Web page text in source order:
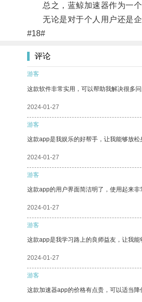
总之，蓝鲸加速器作为一个
无论是对于个人用户还是企
#18#
评论
游客
这款软件非常实用，可以帮助我解决很多
2024-01-27
游客
这款app是我娱乐的好帮手，让我能够放松
2024-01-27
游客
这款app的用户界面简洁明了，使用起来非
2024-01-27
游客
这款app是我学习路上的良师益友，让我能
2024-01-27
游客
这款加速器app的价格有点贵，可以适当降